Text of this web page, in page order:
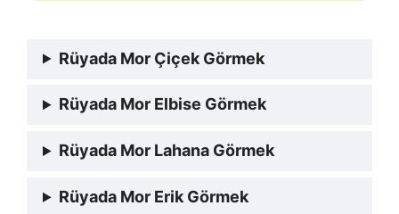
Rüyada Mor Çiçek Görmek
Rüyada Mor Elbise Görmek
Rüyada Mor Lahana Görmek
Rüyada Mor Erik Görmek